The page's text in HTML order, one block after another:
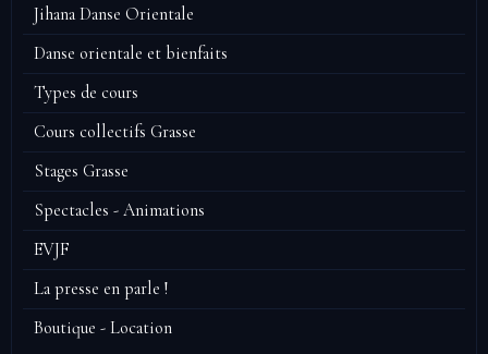
Jihana Danse Orientale
Danse orientale et bienfaits
Types de cours
Cours collectifs Grasse
Stages Grasse
Spectacles - Animations
EVJF
La presse en parle !
Boutique - Location